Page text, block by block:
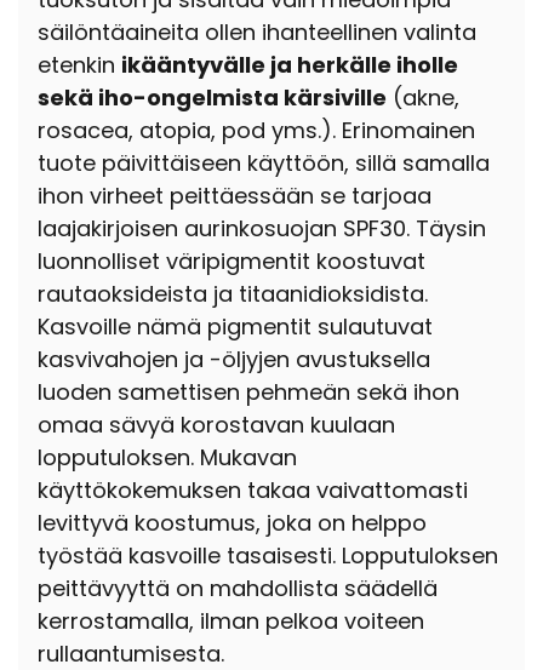
säilöntäaineita ollen ihanteellinen valinta
etenkin ikääntyvälle ja herkälle iholle
sekä iho-ongelmista kärsiville (akne,
rosacea, atopia, pod yms.). Erinomainen
tuote päivittäiseen käyttöön, sillä samalla
ihon virheet peittäessään se tarjoaa
laajakirjoisen aurinkosuojan SPF30. Täysin
luonnolliset väripigmentit koostuvat
rautaoksideista ja titaanidioksidista.
Kasvoille nämä pigmentit sulautuvat
kasvivahojen ja -öljyjen avustuksella
luoden samettisen pehmeän sekä ihon
omaa sävyä korostavan kuulaan
lopputuloksen. Mukavan
käyttökokemuksen takaa vaivattomasti
levittyvä koostumus, joka on helppo
työstää kasvoille tasaisesti. Lopputuloksen
peittävyyttä on mahdollista säädellä
kerrostamalla, ilman pelkoa voiteen
rullaantumisesta.